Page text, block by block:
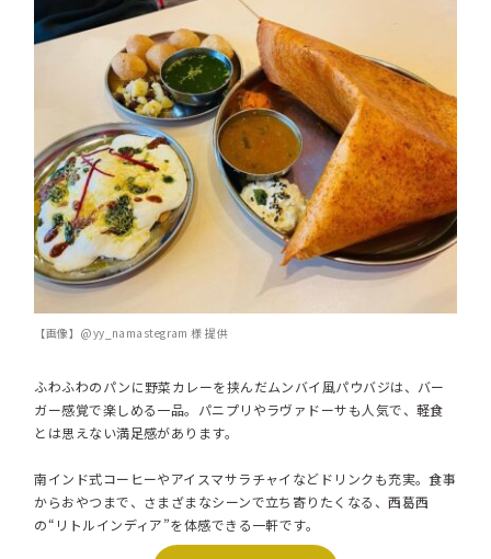
【画像】@yy_namastegram 様 提供
ふわふわのパンに野菜カレーを挟んだムンバイ風パウバジは、バー
ガー感覚で楽しめる一品。パニプリやラヴァドーサも人気で、軽食
とは思えない満足感があります。
南インド式コーヒーやアイスマサラチャイなどドリンクも充実。食事
からおやつまで、さまざまなシーンで立ち寄りたくなる、西葛西
の“リトルインディア”を体感できる一軒です。